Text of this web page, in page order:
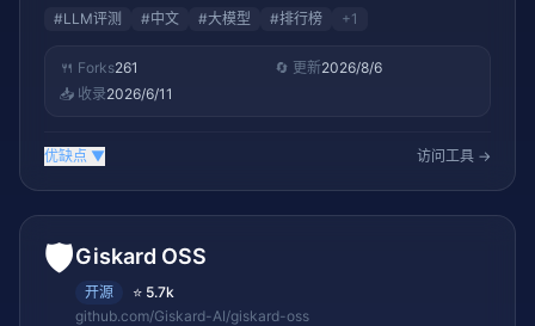
#LLM评测 #中文 #大模型 #排行榜 +1
🍴 Forks261 🔄 更新2026/8/6
📥 收录2026/6/11
优缺点 ▼ 访问工具 →
🛡️Giskard OSS
开源 ⭐ 5.7k
github.com/Giskard-AI/giskard-oss